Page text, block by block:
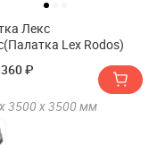
Лекс
Lex Rodos)
₽
3500 х3500 мм